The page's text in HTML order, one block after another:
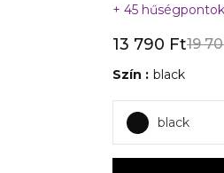
45 hűségpontok
13 790 Ft19
Szín black
black